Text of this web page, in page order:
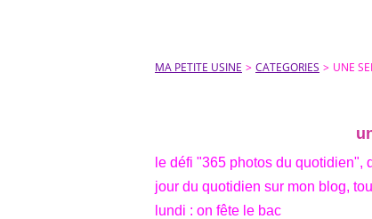
MA PETITE USINE > CATEGORIES > UNE
le défi "365 photos du quotidien",
jour du quotidien sur mon blog,
lundi : on fête le bac